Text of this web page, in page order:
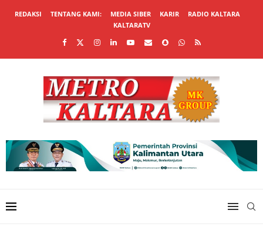
REDAKSI TENTANG KAMI: MEDIA SIBER KARIR
RADIO KALTARA
KALTARATV